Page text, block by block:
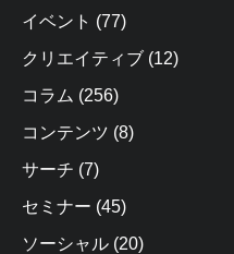
イベント (77)
クリエイティブ (12)
コラム (256)
コンテンツ (8)
サーチ (7)
セミナー (45)
ソーシャル (20)